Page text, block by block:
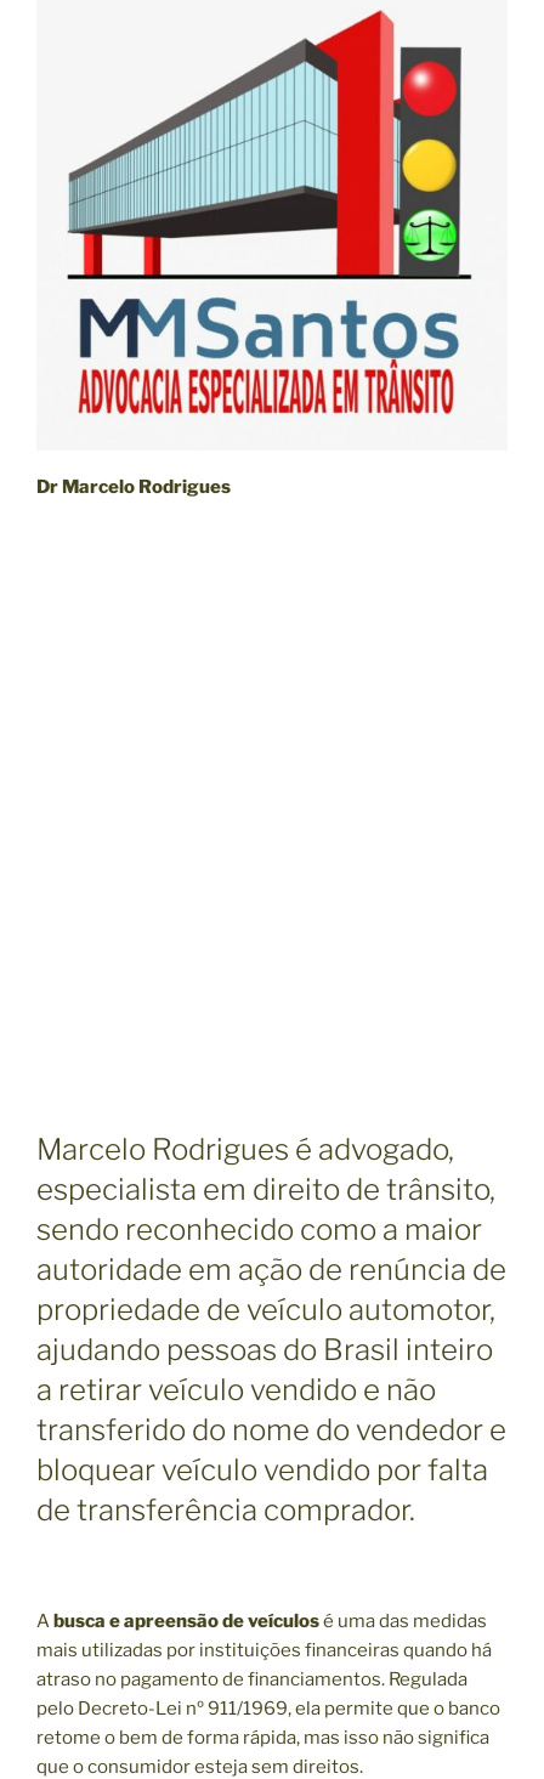
Dr Marcelo Rodrigues
Marcelo Rodrigues é advogado,
especialista em direito de trânsito,
sendo reconhecido como a maior
autoridade em ação de renúncia de
propriedade de veículo automotor,
ajudando pessoas do Brasil inteiro
a retirar veículo vendido e não
transferido do nome do vendedor e
bloquear veículo vendido por falta
de transferência comprador.
Abusca e apreensão de veículosé uma das medidas
mais utilizadas por instituições financeiras quando há
atraso no pagamento de financiamentos. Regulada
pelo Decreto-Lei nº 911/1969, ela permite que o banco
retome o bem de forma rápida, mas isso não significa
que o consumidor esteja sem direitos.